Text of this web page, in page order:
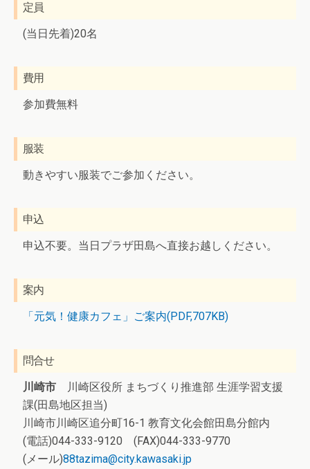
定員
(当日先着)20名
費用
参加費無料
服装
動きやすい服装でご参加ください。
申込
申込不要。当日プラザ田島へ直接お越しください。
案内
「元気！健康カフェ」ご案内(PDF,707KB)
問合せ
川崎市 川崎区役所 まちづくり推進部 生涯学習支援
課(田島地区担当)
川崎市川崎区追分町16-1 教育文化会館田島分館内
(電話)044-333-9120 (FAX)044-333-9770
(メール)88tazima@city.kawasaki.jp